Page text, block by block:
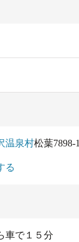
温泉村松葉7898-1
る
車で１５分